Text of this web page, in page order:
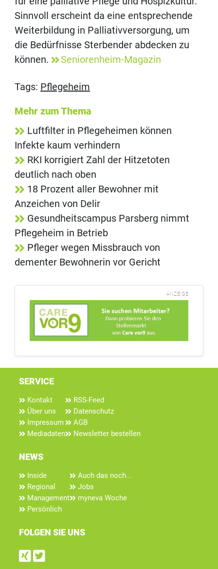
Sinnvoll erscheint da eine entsprechende
Weiterbildung in Palliativversorgung, um
die Bedürfnisse Sterbender abdecken zu
können.
Seniorenheim-Magazin
Tags: Pflegeheim
Mehr zum Thema
Luftfilter in Pflegeheimen können
Infekte kaum verhindern
RKI korrigiert Zahl der Hitzetoten
deutlich nach oben
18 Prozent aller Bewohner mit
Anzeichen von Delir
Gesundheitscampus Parsberg nimmt
Pflegeheim in Betrieb
Pfleger wegen Missbrauch von
dementer Bewohnerin vor Gericht
ANZEIGE
SERVICE
Kontakt
Über uns
Impressum
Mediadaten
RSS-Feed
Datenschutz
AGB
Newsletter bestellen
NEWS
Inside
Regional
Management
Persönlich
Auch das noch...
Jobs
myneva Woche
FOLGEN SIE UNS
Find us on Xing
Follow us on Twitter